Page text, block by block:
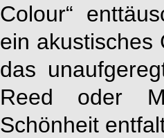
Colour“
ein akustisches
das
Reed oder
Schönheit